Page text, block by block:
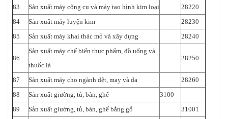
83
Sản xuất máy công cụ và máy tạo hình kim loại
28220
84
Sản xuất máy luyện kim
28230
85
Sản xuất máy khai thác mỏ và xây dựng 28240
86
Sản xuất máy chế biến thực phẩm, đồ uống và
thuốc lá
28250
87 Sản xuất máy cho ngành dệt, may và da
28260
88
Sản xuất giường, tủ, bàn, ghế
3100
89
Sản xuất giường, tủ, bàn, ghế bằng gỗ 31001